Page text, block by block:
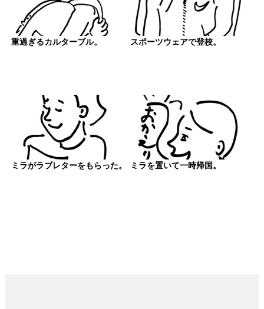
重過ぎるカルターブル。 スポーツウェアで登校。
ミラがラブレターをもらった。 ミラを置いて一時帰国。